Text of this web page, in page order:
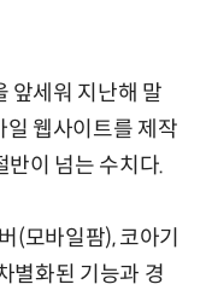
앞세워 지난해 말
웹사이트를 제작
반이 넘는 수치다.
(모바일팜), 코아기
별화된 기능과 경